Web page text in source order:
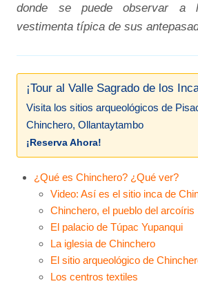
donde se puede observar
vestimenta típica de sus
¡Tour al Valle Sagrado de los
Visita los sitios arqueológicos de
Chinchero, Ollantaytambo
¡Reserva Ahora!
¿Qué es Chinchero? ¿Qué ver?
Video: Así es el sitio inca de
Chinchero, el pueblo del arcoíris
El palacio de Túpac Yupanqui
La iglesia de Chinchero
El sitio arqueológico de
Los centros textiles